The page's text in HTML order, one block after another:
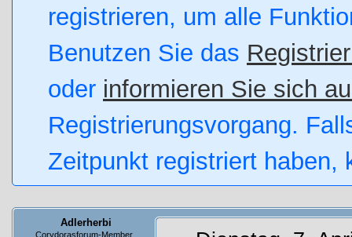
registrieren, um alle
Benutzen Sie das
oder informieren Sie sich
Registrierungsvorgang.
Zeitpunkt registriert
Adlerherbi
Corydorasforum-Member